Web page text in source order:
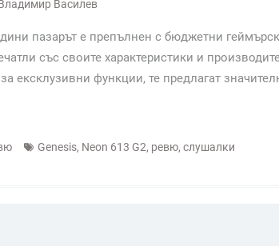
Василев
пазарът е препълнен с бюджетни
със своите характеристики и
ексклузивни функции, те предлагат
Genesis, Neon 613 G2, ревю, слушалки